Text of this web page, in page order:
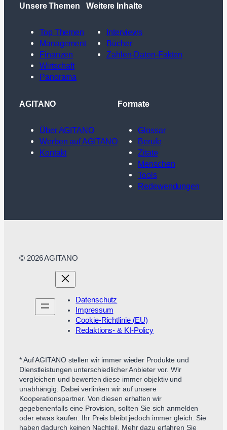
Unsere Themen
Top Themen
Management
Finanzen
Wirtschaft
Panorama
Weitere Inhalte
Interviews
Bücher
Zahlen-Daten-Fakten
AGITANO
Über AGITANO
Werben auf AGITANO
Kontakt
Formate
Glossar
Berufe
Zitate
Menschen
Tools
Redewendungen
© 2026 AGITANO
Datenschutz
Impressum
Cookie-Richtlinie (EU)
Redaktions- & KI-Policy
* Auf AGITANO stellen wir immer wieder Produkte und
Dienstleistungen unterschiedlicher Anbieter vor. Wir
vergleichen und bewerten diese immer objektiv und
unabhängig. Dabei verlinken wir auf unsere
Kooperationspartner. Von diesen erhalten wir
gegebenenfalls eine Provision, sollten Sie sich anmelden
oder etwas kaufen. Ihr Preis bleibt jedoch immer gleich. Sie
haben dadurch keinen Nachteil. Mehr dazu erfahren Sie